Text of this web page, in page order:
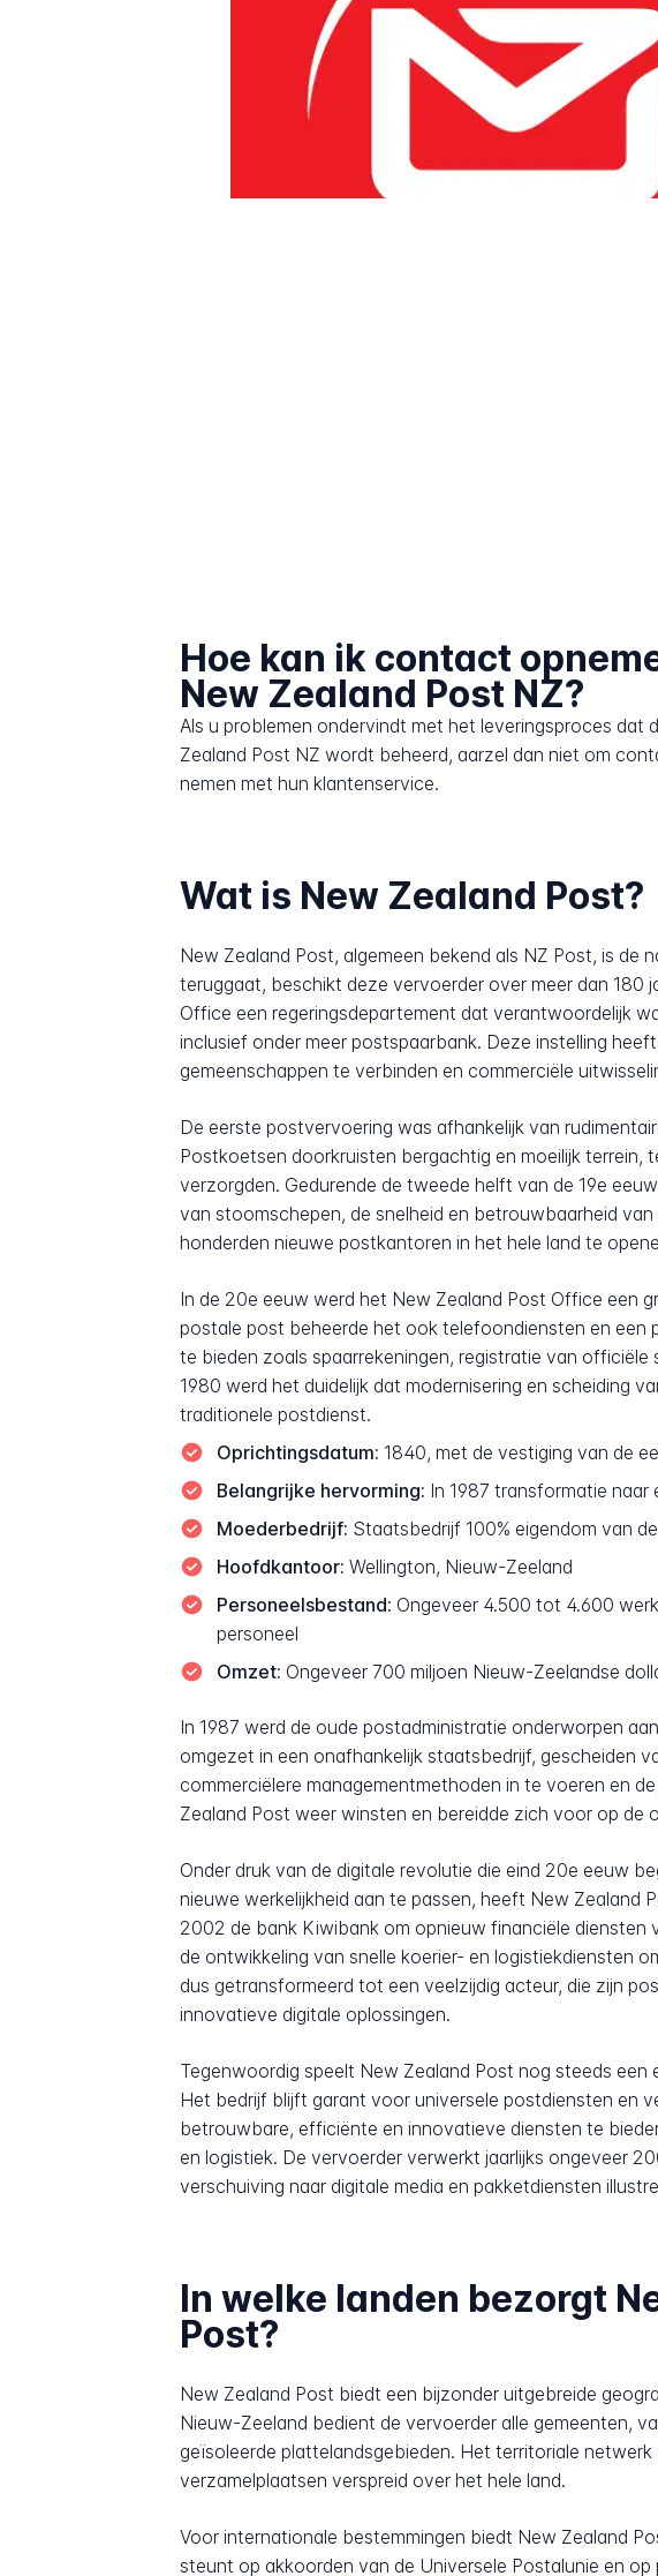
Hoe kan ik contact
New Zealand Post NZ?
Als u problemen ondervindt met het leveringsproces dat
Zealand Post NZ wordt beheerd, aarzel dan niet om
nemen met hun klantenservice.
Wat is New Zealand Post?
New Zealand Post, algemeen bekend als NZ Post, is
teruggaat, beschikt deze vervoerder over meer dan 180
Office een regeringsdepartement dat verantwoordelijk
inclusief onder meer postspaarbank. Deze instelling
gemeenschappen te verbinden en commerciële
De eerste postvervoering was afhankelijk van
Postkoetsen doorkruisten bergachtig en moeilijk terrein,
verzorgden. Gedurende de tweede helft van de 19e
van stoomschepen, de snelheid en betrouwbaarheid
honderden nieuwe postkantoren in het hele land te
In de 20e eeuw werd het New Zealand Post Office een
postale post beheerde het ook telefoondiensten en een
te bieden zoals spaarrekeningen, registratie van
1980 werd het duidelijk dat modernisering en scheiding
traditionele postdienst.
Oprichtingsdatum: 1840, met de vestiging van de
Belangrijke hervorming: In 1987 transformatie
Moederbedrijf: Staatsbedrijf 100% eigendom van
Hoofdkantoor: Wellington, Nieuw-Zeeland
Personeelsbestand: Ongeveer 4.500 tot 4.600
personeel
Omzet: Ongeveer 700 miljoen Nieuw-Zeelandse
In 1987 werd de oude postadministratie onderworpen
omgezet in een onafhankelijk staatsbedrijf, gescheiden
commerciëlere managementmethoden in te voeren en
Zealand Post weer winsten en bereidde zich voor op de
Onder druk van de digitale revolutie die eind 20e eeuw
nieuwe werkelijkheid aan te passen, heeft New
2002 de bank Kiwibank om opnieuw financiële diensten
de ontwikkeling van snelle koerier- en logistiekdiensten
dus getransformeerd tot een veelzijdig acteur, die zijn
innovatieve digitale oplossingen.
Tegenwoordig speelt New Zealand Post nog steeds
Het bedrijf blijft garant voor universele postdiensten en
betrouwbare, efficiënte en innovatieve diensten te
en logistiek. De vervoerder verwerkt jaarlijks ongeveer
verschuiving naar digitale media en pakketdiensten
In welke landen bezorgt
Post?
New Zealand Post biedt een bijzonder uitgebreide
Nieuw-Zeeland bedient de vervoerder alle gemeenten,
geïsoleerde plattelandsgebieden. Het territoriale
verzamelplaatsen verspreid over het hele land.
Voor internationale bestemmingen biedt New Zealand
steunt op akkoorden van de Universele Postalunie en